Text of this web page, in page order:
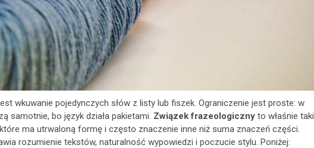
wkuwanie pojedynczych słów z listy lub fiszek. Ograniczenie jest proste: w
samotnie, bo język działa pakietami. Związek frazeologiczny to właśnie taki
które ma utrwaloną formę i często znaczenie inne niż suma znaczeń części.
rozumienie tekstów, naturalność wypowiedzi i poczucie stylu. Poniżej: